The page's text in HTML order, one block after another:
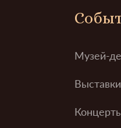
Музей-
Выставки